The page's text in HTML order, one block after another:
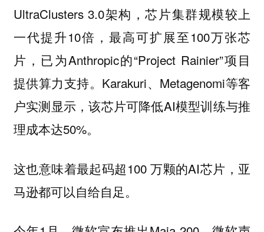
UltraClusters 3.0架构，芯片集群规模较上
一代提升10倍，最高可扩展至100万张芯
片，已为Anthropic的“Project Rainier”项目
提供算力支持。Karakuri、Metagenomi等客
户实测显示，该芯片可降低AI模型训练与推
理成本达50%。
这也意味着最起码超100 万颗的AI芯片，亚
马逊都可以自给自足。